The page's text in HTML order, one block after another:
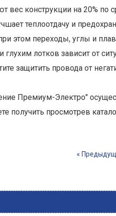
вес конструкции на 20% по
теплоотдачу и
при этом переходы, углы и
лотков зависит от
защитить провода от
Премиум-Электро"
просмотрев
«